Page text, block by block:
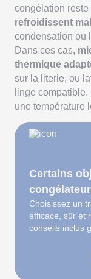
congélation reste
refroidissent
condensation ou
Dans ces cas,
thermique
sur la literie, ou
linge
une température
Certains
Choisissez un
efficace, sûr et
conseils inclus